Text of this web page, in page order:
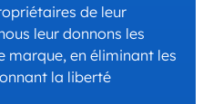
de leur
leur donnons les
marque, en éliminant les
la liberté